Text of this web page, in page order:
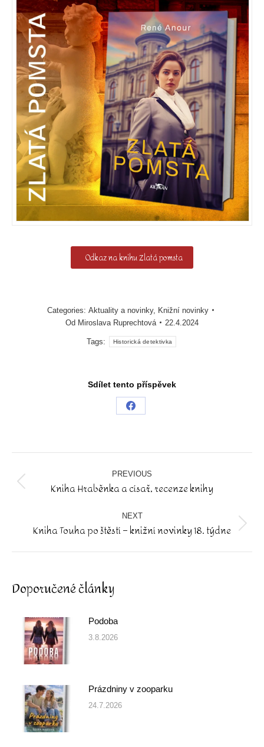
Odkaz na knihu Zlatá pomsta
Categories: Aktuality a novinky, Knižní novinky
Od Miroslava Ruprechtová 22.4.2024
Tags: Historická detektivka
Sdílet tento příspěvek
Share
Post
navigation PREVIOUS
Previous
Kniha Hraběnka a císař, recenze knihy
NEXT
Next
Kniha Touha po štěstí – knižní novinky 18. týdne
Doporučené články
Podoba
3.8.2026
Prázdniny v zooparku
24.7.2026